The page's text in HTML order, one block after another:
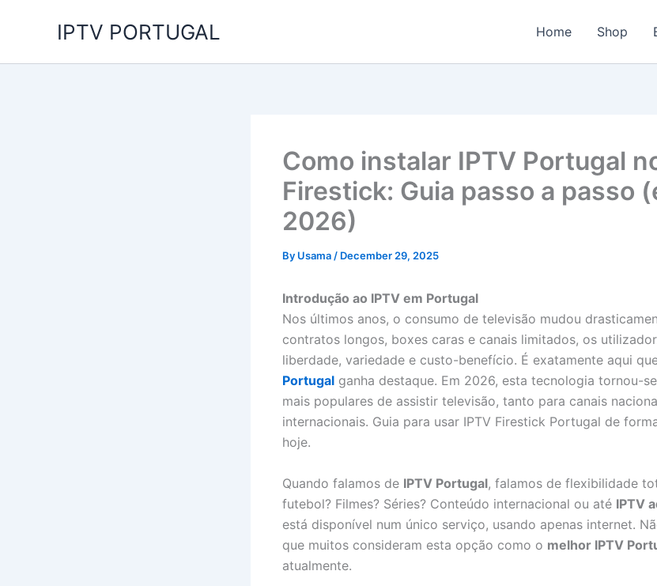
IPTV PORTUGAL Home Shop
Como instalar IPTV Portugal
Firestick: Guia passo a passo
2026)
By Usama / December 29, 2025
Introdução ao IPTV em Portugal
Nos últimos anos, o consumo de televisão mudou
contratos longos, boxes caras e canais limitados, os
liberdade, variedade e custo-benefício. É exatamente aqui
Portugal ganha destaque. Em 2026, esta tecnologia tornou-
mais populares de assistir televisão, tanto para canais
internacionais. Guia para usar IPTV Firestick Portugal de
hoje.
Quando falamos de IPTV Portugal, falamos de flexibilidade
futebol? Filmes? Séries? Conteúdo internacional ou até IPTV
está disponível num único serviço, usando apenas internet.
que muitos consideram esta opção como o melhor IPTV
atualmente.